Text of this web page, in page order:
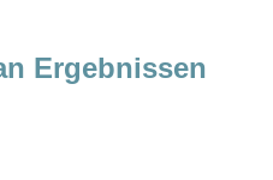
Ergebnissen